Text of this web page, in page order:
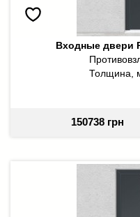
Входные двери
Толщина,
150738 грн